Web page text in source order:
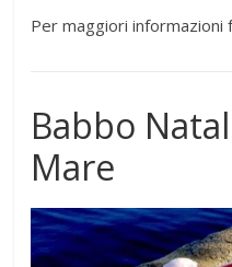
Per maggiori informazioni
Babbo
Mare